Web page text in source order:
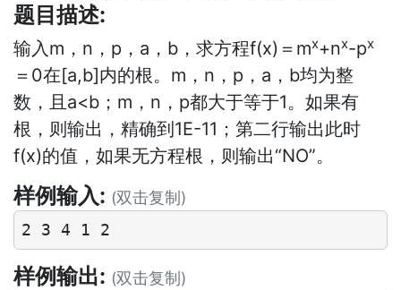
题目描述:
输入m，n，p，a，b，求方程f(x)＝mx+nx-px
＝0在[a,b]内的根。m，n，p，a，b均为整
数，且a<b；m，n，p都大于等于1。如果有
根，则输出，精确到1E-11；第二行输出此时
f(x)的值，如果无方程根，则输出“NO”。
样例输入: (双击复制)
样例输出: (双击复制)